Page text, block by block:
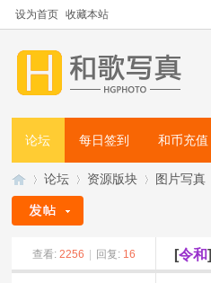
设为首页 收藏本站
论坛 每日签到 和币充值
»
论坛
›
资源版块 图片写真
查看: 2256 回复: 16 [令和]